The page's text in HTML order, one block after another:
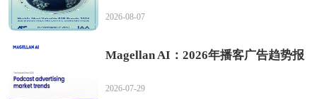
2026-08-07
Magellan AI：2026年播客广告趋势报
2026-07-29